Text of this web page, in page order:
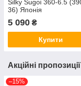
Silky Sugoi 360-6.5
36) Японія
5 090 ₴
Купити
Акційні
–15%